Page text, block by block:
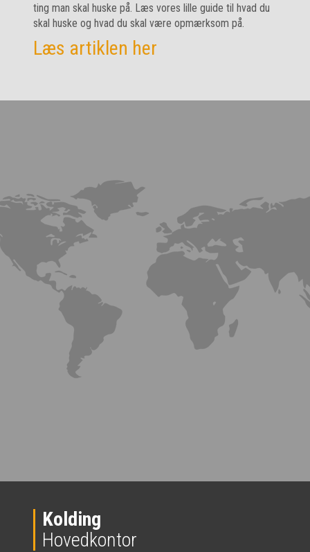
ting man skal huske på. Læs vores lille guide til hvad du
skal huske og hvad du skal være opmærksom på.
Læs artiklen her
Kolding
Hovedkontor